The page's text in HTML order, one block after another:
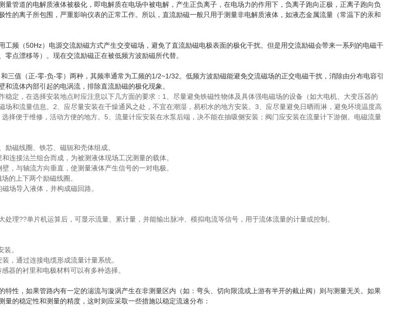
量管道的电解质液体被极化，即电解质在电场中被电解，产生正负离子，在电场力的作用下，负离子跑向正极，正离子跑向负
性的离子所包围，严重影响仪表的正常工作。所以，直流励磁一般只用于测量非电解质液体，如液态金属流量（常温下的汞和
工频（50Hz）电源交流励磁方式产生交变磁场，避免了直流励磁电极表面的极化干扰。但是用交流励磁会带来一系列的电磁干
零点漂移等）。现在交流励磁正在被低频方波励磁所代替。
三值（正-零-负-零）两种，其频率通常为工频的1/2~1/32。低频方波励磁能避免交流磁场的正交电磁干扰，消除由分布电容引
和流体内部引起的电涡流，排除直流励磁的极化现象。
稳定，在选择安装地点时应注意以下几方面的要求：1、尽量避免铁磁性物体及具体强电磁场的设备（如大电机、大变压器的
场和流量信息。2、应尽量安装在干燥通风之处，不宜在潮湿，易积水的地方安装。3、应尽量避免日晒雨淋，避免环境温度高
择便于维修，活动方便的地方。5、流量计应安装在水泵后端，决不能在抽吸侧安装；阀门应安装在流量计下游侧。 电磁流量
励磁线圈、铁芯、磁轭和壳体组成。
连接法兰组合而成，为被测液体现场工况测量的载体。
，与轴流方向垂直，使测量液体产生信号的一对电极。
的上下两个励磁线圈。
场导入液体，并构成磁回路。
处理??单片机运算后，可显示流量、累计量，并能输出脉冲、模拟电流等信号，用于流体流量的计量或控制。
装。
，通过连接电缆形成流量计量系统。
器的衬里和电极材料可以有多种选择。
特性，如果管路内有一定的湍流与漩涡产生在非测量区内（如：弯头、切向限流或上游有半开的截止阀）则与测量无关。如果
量的稳定性和测量的精度，这时则应采取一些措施以稳定流速分布：